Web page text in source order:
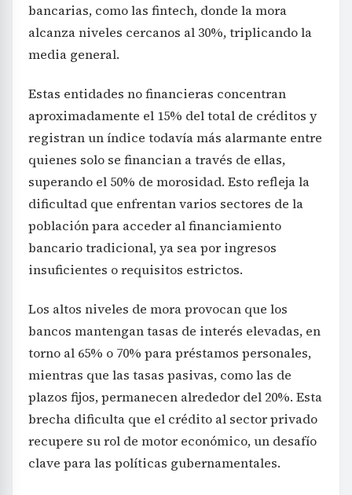
bancarias, como las fintech, donde la mora
alcanza niveles cercanos al 30%, triplicando la
media general.
Estas entidades no financieras concentran
aproximadamente el 15% del total de créditos y
registran un índice todavía más alarmante entre
quienes solo se financian a través de ellas,
superando el 50% de morosidad. Esto refleja la
dificultad que enfrentan varios sectores de la
población para acceder al financiamiento
bancario tradicional, ya sea por ingresos
insuficientes o requisitos estrictos.
Los altos niveles de mora provocan que los
bancos mantengan tasas de interés elevadas, en
torno al 65% o 70% para préstamos personales,
mientras que las tasas pasivas, como las de
plazos fijos, permanecen alrededor del 20%. Esta
brecha dificulta que el crédito al sector privado
recupere su rol de motor económico, un desafío
clave para las políticas gubernamentales.